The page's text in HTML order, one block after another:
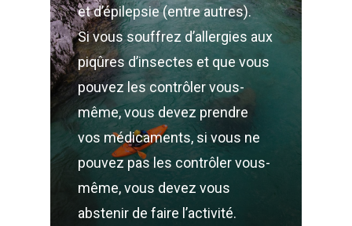
et d’épilepsie (entre autres).
Si vous souffrez d’allergies aux
piqûres d’insectes et que vous
pouvez les contrôler vous-
même, vous devez prendre
vos médicaments, si vous ne
pouvez pas les contrôler vous-
même, vous devez vous
abstenir de faire l’activité.